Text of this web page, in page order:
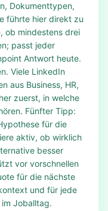
Dokumenttypen,
führte hier direkt zu
ob mindestens drei
passt jeder
Antwort heute.
Viele LinkedIn
aus Business, HR,
zuerst, in welche
Fünfter Tipp:
für die
aktiv, ob wirklich
besser
vor vorschnellen
für die nächste
und für jede
Joballtag.